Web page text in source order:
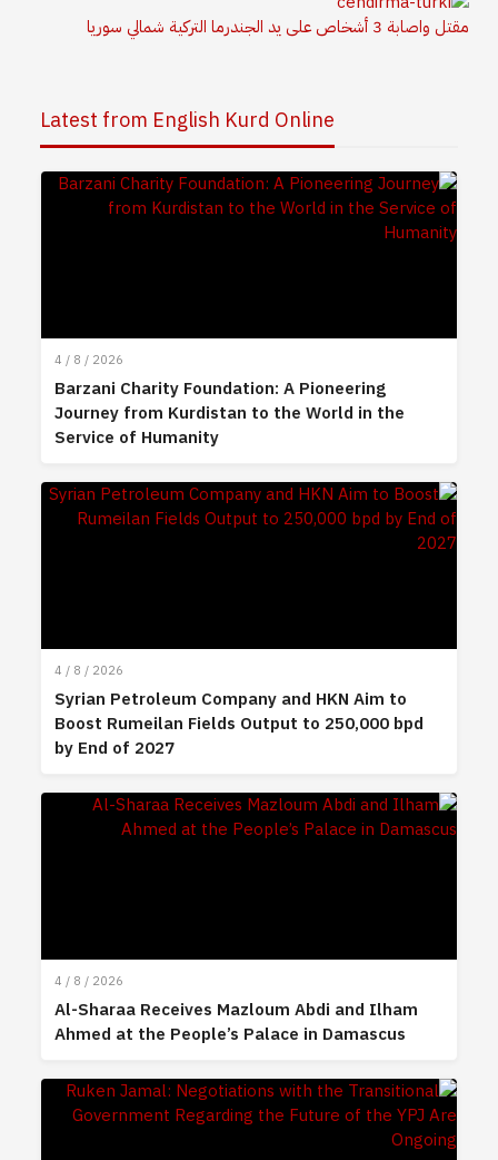
مقتل واصابة 3 أشخاص على يد الجندرما التركية شمالي سوريا
Latest from English Kurd Online
4 / 8 / 2026
Barzani Charity Foundation: A Pioneering
Journey from Kurdistan to the World in the
Service of Humanity
4 / 8 / 2026
Syrian Petroleum Company and HKN Aim to
Boost Rumeilan Fields Output to 250,000 bpd
by End of 2027
4 / 8 / 2026
Al-Sharaa Receives Mazloum Abdi and Ilham
Ahmed at the People’s Palace in Damascus